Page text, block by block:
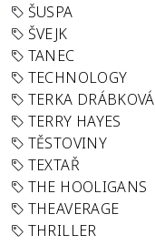
ŠUSPA
ŠVEJK
TANEC
TECHNOLOGY
TERKA DRÁBKOVÁ
TERRY HAYES
TĚSTOVINY
TEXTAŘ
THE HOOLIGANS
THEAVERAGE
THRILLER